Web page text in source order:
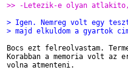
>> -Letezik-e olyan
> Igen. Nemreg volt egy
> majd elkuldom a gyartok
Bocs ezt felreolvastam.
Korabban a memoria volt az
volna atmenteni.